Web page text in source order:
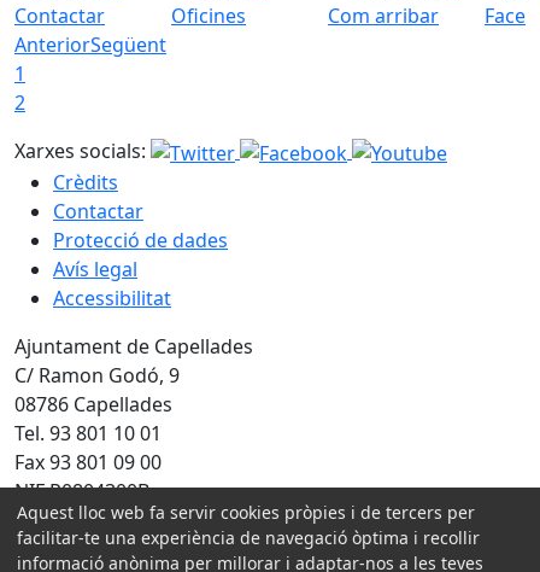
Contactar Oficines Com arribar
AnteriorSegüent
1
2
Xarxes socials:
Crèdits
Contactar
Protecció de dades
Avís legal
Accessibilitat
Ajuntament de Capellades
C/ Ramon Godó, 9
08786 Capellades
Tel. 93 801 10 01
Fax 93 801 09 00
NIF P0804300B
Amb la col·laboració de:
Aquest lloc web fa servir cookies pròpies i de tercers per
facilitar-te una experiència de navegació òptima i recollir
informació anònima per millorar i adaptar-nos a les teves